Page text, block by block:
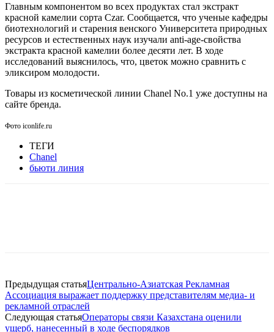
Главным компонентом во всех продуктах стал экстракт
красной камелии сорта Czar. Сообщается, что ученые кафедры
биотехнологий и старения венского Университета природных
ресурсов и естественных наук изучали anti-age-свойства
экстракта красной камелии более десяти лет. В ходе
исследований выяснилось, что, цветок можно сравнить с
эликсиром молодости.
Товары из косметической линии Chanel No.1 уже доступны на
сайте бренда.
Фото iconlife.ru
ТЕГИ
Chanel
бьюти линия
Предыдущая статьяЦентрально-Азиатская Рекламная
Ассоциация выражает поддержку представителям медиа- и
рекламной отраслей
Следующая статьяОператоры связи Казахстана оценили
ущерб, нанесенный в ходе беспорядков